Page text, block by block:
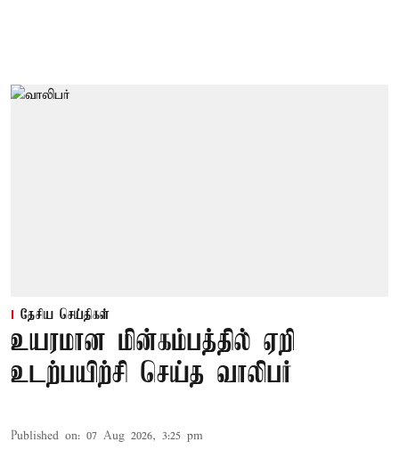
தேசிய செய்திகள்
உயரமான மின்கம்பத்தில் ஏறி
உடற்பயிற்சி செய்த வாலிபர்
Published on: 07 Aug 2026, 3:25 pm